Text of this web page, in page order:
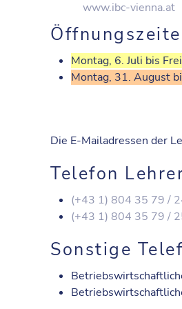
www.ibc-vienna.at
Montag, 6. Juli bis
Montag, 31. August
Die E-Mailadressen der
Telefon
(+43 1) 804 35 79 /
(+43 1) 804 35 79 /
Sonstige